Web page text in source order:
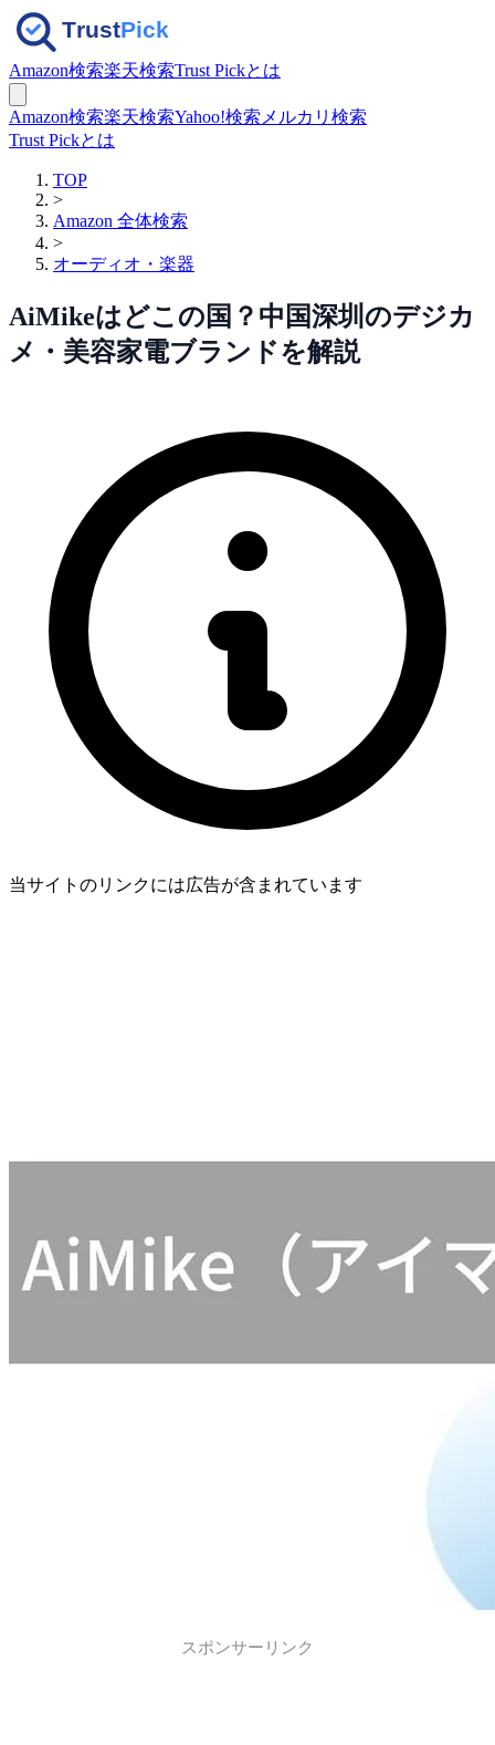
Amazon検索楽天検索Trust Pickとは
Amazon検索楽天検索Yahoo!検索 メルカリ検索
Trust Pickとは
TOP
>
Amazon 全体検索
>
オーディオ・楽器
AiMikeはどこの国？中国深圳のデジカ
メ・美容家電ブランドを解説
当サイトのリンクには広告が含まれています
スポンサーリンク